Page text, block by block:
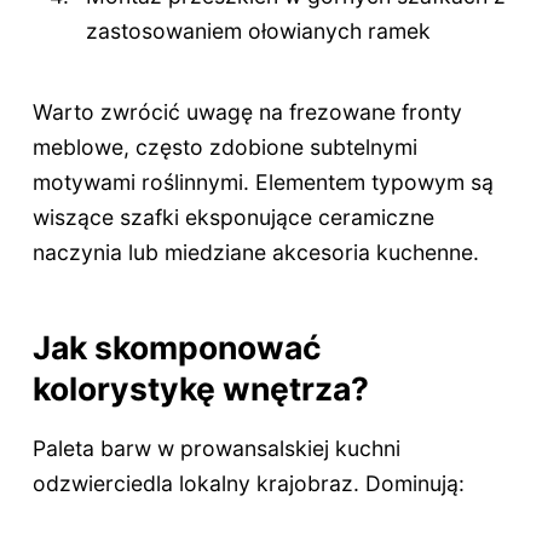
zastosowaniem ołowianych ramek
Warto zwrócić uwagę na frezowane fronty
meblowe, często zdobione subtelnymi
motywami roślinnymi. Elementem typowym są
wiszące szafki eksponujące ceramiczne
naczynia lub miedziane akcesoria kuchenne.
Jak skomponować
kolorystykę wnętrza?
Paleta barw w prowansalskiej kuchni
odzwierciedla lokalny krajobraz. Dominują: